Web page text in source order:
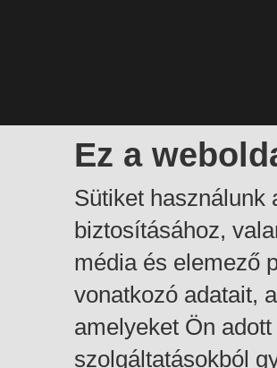
Ez a
Sütiket használunk
biztosításához,
média és elemező
vonatkozó adatait,
amelyeket Ön
szolgáltatásokból